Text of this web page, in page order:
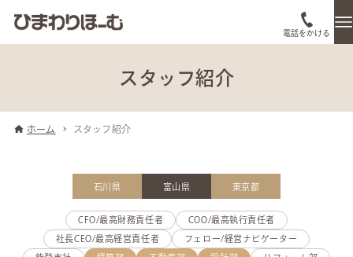
電話をかける
スタッフ紹介
ホーム スタッフ紹介
石川県 富山県 東京都
CFO/最高財務責任者 COO/最高執行責任者
社長CEO/最高経営責任者 フェロー/経営ナビゲーター